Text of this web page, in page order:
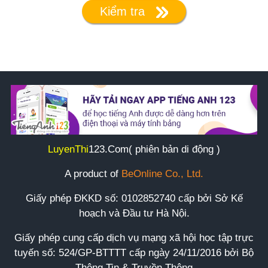
Kiểm tra
LuyenThi123.Com( phiên bản di động )
A product of BeOnline Co., Ltd.
Giấy phép ĐKKD số: 0102852740cấp bởi Sở Kế
hoạch và Đầu tư Hà Nội.
Giấy phép cung cấp dịch vụ mạng xã hội học tập trực
tuyến số: 524/GP-BTTTT cấp ngày 24/11/2016 bởi Bộ